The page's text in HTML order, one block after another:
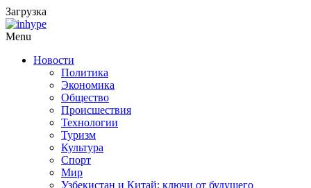
Загрузка
Menu
Новости
Политика
Экономика
Общество
Происшествия
Технологии
Туризм
Культура
Спорт
Мир
Узбекистан и Китай: ключи от будущего